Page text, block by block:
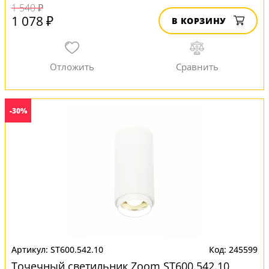
1 540 ₽
1 078 ₽ В КОРЗИНУ
-30%
ST600.542.10 245599
Точечный светильник Zoom ST600.542.10